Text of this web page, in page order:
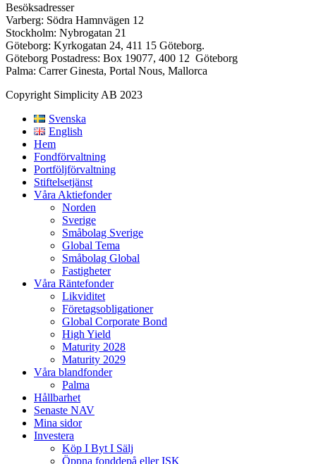
Besöksadresser
Varberg: Södra Hamnvägen 12
Stockholm: Nybrogatan 21
Göteborg: Kyrkogatan 24, 411 15 Göteborg.
Göteborg Postadress: Box 19077, 400 12 Göteborg
Palma: Carrer Ginesta, Portal Nous, Mallorca
Copyright Simplicity AB 2023
Svenska
English
Hem
Fondförvaltning
Portföljförvaltning
Stiftelsetjänst
Våra Aktiefonder
Norden
Sverige
Småbolag Sverige
Global Tema
Småbolag Global
Fastigheter
Våra Räntefonder
Likviditet
Företagsobligationer
Global Corporate Bond
High Yield
Maturity 2028
Maturity 2029
Våra blandfonder
Palma
Hållbarhet
Senaste NAV
Mina sidor
Investera
Köp I Byt I Sälj
Öppna fonddepå eller ISK